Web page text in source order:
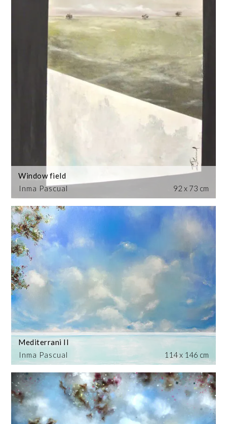
Inma Pascual
Window field
92 x 73 cm
Inma Pascual
Mediterrani II
114 x 146 cm